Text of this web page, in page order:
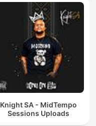
Knight SA - MidTempo
Sessions Uploads